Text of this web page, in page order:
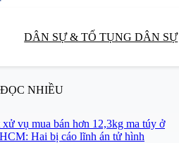
DÂN SỰ & TỐ TỤNG DÂN SỰ
NHIỀU
xử vụ mua bán hơn 12,3kg ma túy ở
Hai bị cáo lĩnh án tử hình